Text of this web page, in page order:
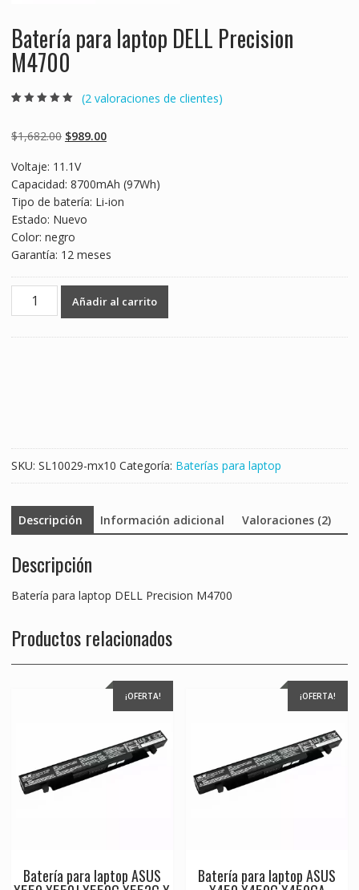
Batería para laptop DELL Precision
M4700
basado en
puntuaciones
(2 valoraciones de clientes)
$1,682.00 Original
was:
$1,682.00.
$989.00Current
$989.00.
Voltaje: 11.1V
Capacidad: 8700mAh (97Wh)
Tipo de batería: Li-ion
Estado: Nuevo
Color: negro
Garantía: 12 meses
Batería
Añadir al carrito
SKU: SL10029-mx10 Categoría: Baterías para laptop
Descripción Información adicional Valoraciones (2)
Descripción
Batería para laptop DELL Precision M4700
Productos relacionados
¡OFERTA!
Batería para laptop ASUS
¡OFERTA!
Batería para laptop ASUS